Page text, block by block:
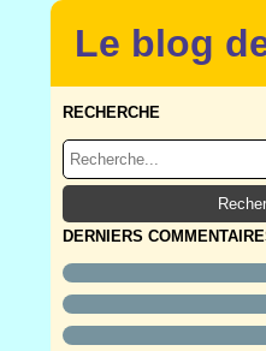
Le blog
RECHERCHE
DERNIERS